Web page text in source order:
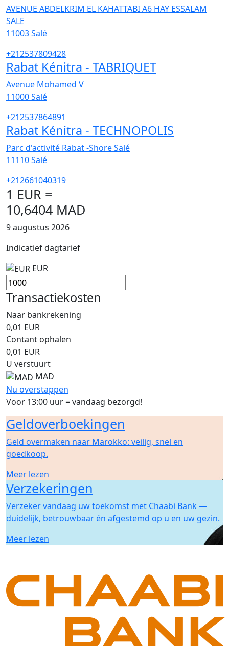
AVENUE ABDELKRIM EL KAHATTABI A6 HAY ESSALAM
SALE
11003Salé
+212537809428
Rabat Kénitra - TABRIQUET
Avenue Mohamed V
11000Salé
+212537864891
Rabat Kénitra - TECHNOPOLIS
Parc d'activité Rabat -Shore Salé
11110Salé
+212661040319
1 EUR =
10,6404 MAD
9 augustus 2026
Indicatief dagtarief
EUR
Transactiekosten
Naar bankrekening
0,01 EUR
Contant ophalen
0,01 EUR
U verstuurt
MAD
Nu overstappen
Voor 13:00 uur = vandaag bezorgd!
Geldoverboekingen
Geld overmaken naar Marokko: veilig, snel en
goedkoop.
Meer lezen
Verzekeringen
Verzeker vandaag uw toekomst met Chaabi Bank —
duidelijk, betrouwbaar én afgestemd op u en uw gezin.
Meer lezen